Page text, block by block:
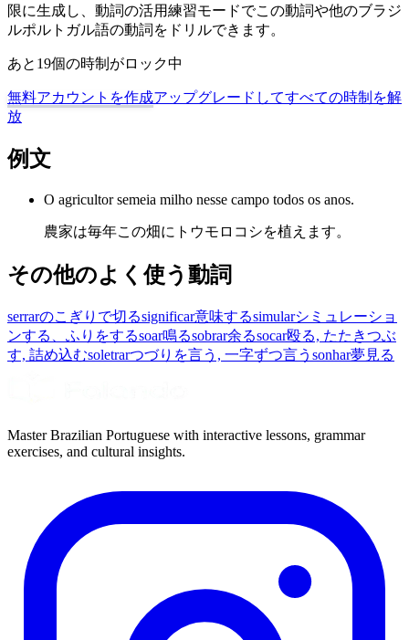
限に生成し、動詞の活用練習モードでこの動詞や他のブラジ
ルポルトガル語の動詞をドリルできます。
あと19個の時制がロック中
無料アカウントを作成アップグレードしてすべての時制を解
放
例文
O agricultor semeia milho nesse campo todos os anos.
農家は毎年この畑にトウモロコシを植えます。
その他のよく使う動詞
serrarのこぎりで切るsignificar意味するsimularシミュレーショ
ンする、ふりをするsoar鳴るsobrar余るsocar殴る, たたきつぶ
す, 詰め込むsoletrarつづりを言う, 一字ずつ言う sonhar夢見る
Master Brazilian Portuguese with interactive lessons, grammar
exercises, and cultural insights.